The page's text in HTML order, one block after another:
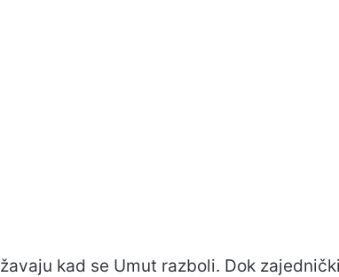
kad se Umut razboli. Dok